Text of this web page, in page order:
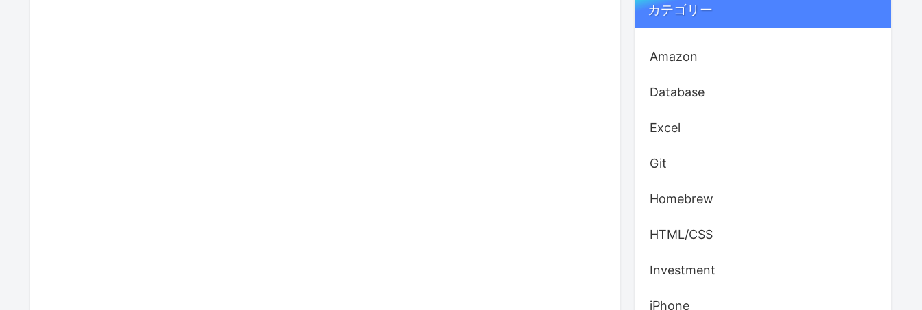
カテゴリー
Amazon
Database
Excel
Git
Homebrew
HTML/CSS
Investment
iPhone